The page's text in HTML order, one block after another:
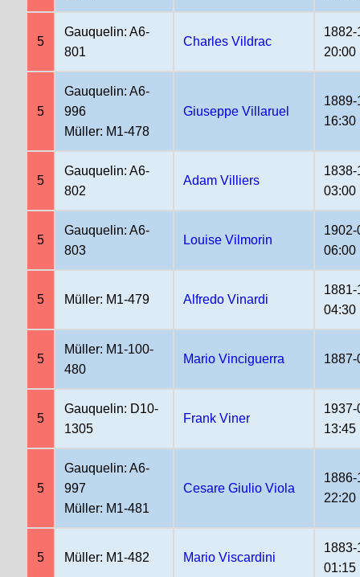
5
Gauquelin: A6-
801
Charles Vildrac
1882-
20:00
5
Gauquelin: A6-
996
Müller: M1-478
Giuseppe Villaruel
16:30
5
Gauquelin: A6-
802
Adam Villiers
1838-
03:00
5
Gauquelin: A6-
803
Louise Vilmorin
06:00
5 Müller: M1-479 Alfredo Vinardi
04:30
5
Müller: M1-100-
480
Mario Vinciguerra
5
Gauquelin: D10-
1305
Frank Viner
13:45
5
Gauquelin: A6-
997
Müller: M1-481
Cesare Giulio Viola
1886-
22:20
5 Müller: M1-482 Mario Viscardini
01:15